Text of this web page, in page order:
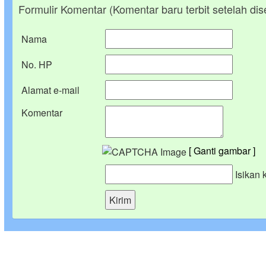
Formulir Komentar (Komentar baru terbit setelah
Nama
No. HP
Alamat e-mail
Komentar
[ Ganti gambar ]
Isikan